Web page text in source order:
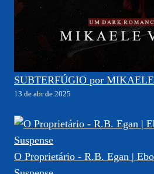
SUBTERFÚGIO por
13 de abr de 2025
O Proprietário - R.B. Egan |